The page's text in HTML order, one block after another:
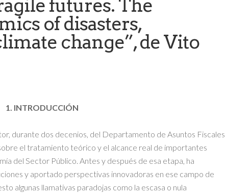
futures. The
of disasters,
change”, de Vito
1. INTRODUCCIÓN
durante dos decenios, del Departamento de Asuntos Fiscales
el tratamiento teórico y el alcance real de importantes
del Sector Público. Antes y después de esa etapa, ha
y aportado perspectivas innovadoras en ese campo de
algunas llamativas paradojas como la escasa o nula